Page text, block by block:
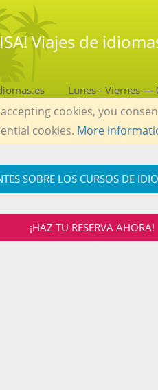
Viajes de
Lunes - Viernes —
cookies, you
cookies. More
SOBRE LOS CURSOS DE
¡HAZ TU RESERVA AHORA!